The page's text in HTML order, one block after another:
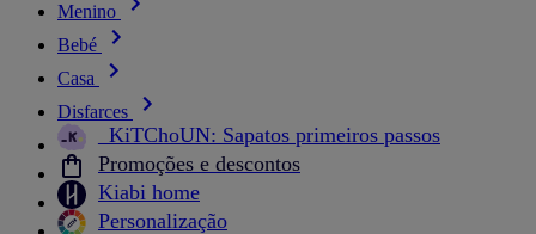
Menino
Bebé
Casa
Disfarces
_KiTChoUN: Sapatos primeiros passos
Promoções e descontos
Kiabi home
Personalização